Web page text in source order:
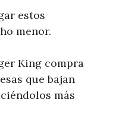
estos
menor.
King compra
que bajan
más